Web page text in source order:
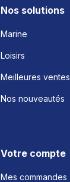
Nos solutions
Marine
Loisirs
Meilleures ventes
Nos nouveautés
Votre compte
Mes commandes